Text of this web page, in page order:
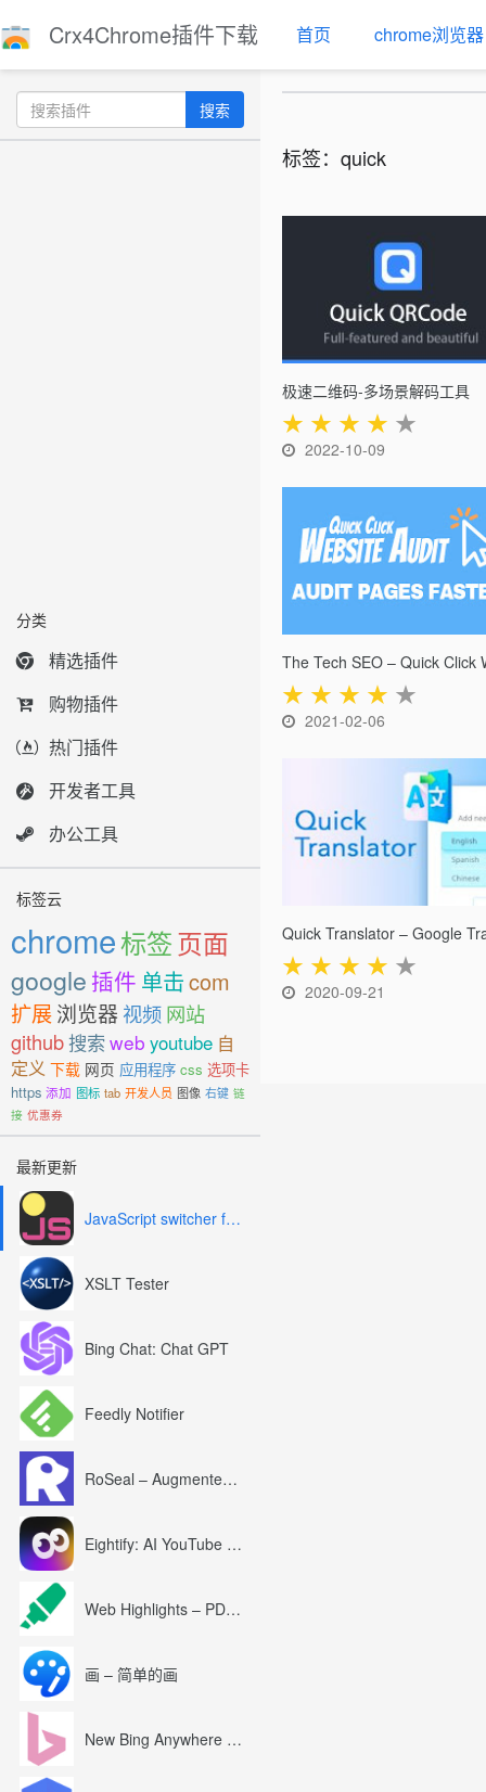
Crx4Chrome插件下载 首页 chrome浏览器
搜索
分类
精选插件
购物插件
热门插件
开发者工具
办公工具
标签云
chrome标签页面
google 插件 单击com
扩展浏览器 视频网站
github搜索web youtube 自
定义 下载 网页 应用程序 css 选项卡
https 添加 图标 tab 开发人员 图像 右键 链
接 优惠券
最新更新
JavaScript switcher for SEO and development
XSLT Tester
Bing Chat: Chat GPT
Feedly Notifier
RoSeal – Augmented Roblox Experience
Eightify: AI YouTube Summary with ChatGPT
Web Highlights – PDF & Web Highlighter
画 – 简单的画
New Bing Anywhere (Bing Chat GPT-4)
标签：quick
极速二维码-多场景解码工具
★ ★ ★ ★ ★
2022-10-09
★ ★ ★ ★ ★
2021-02-06
★ ★ ★ ★ ★
2020-09-21